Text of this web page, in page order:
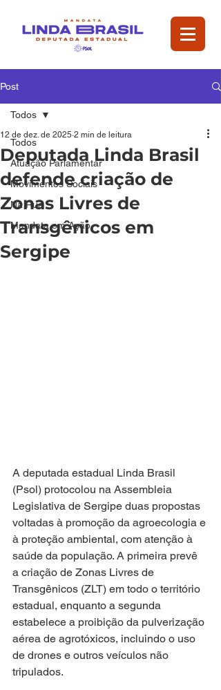
Post
Todos
Atuação Parlamentar
Movimentos Sociais
Na Rua
Mandata em Ação
Todos
Deputada Linda Brasil
defende criação de
Zonas Livres de
Transgênicos em
Sergipe
12 de dez. de 2025 2 min de leitura
A deputada estadual Linda Brasil
(Psol) protocolou na Assembleia
Legislativa de Sergipe duas propostas
voltadas à promoção da agroecologia e
à proteção ambiental, com atenção à
saúde da população. A primeira prevê
a criação de Zonas Livres de
Transgênicos (ZLT) em todo o território
estadual, enquanto a segunda
estabelece a proibição da pulverização
aérea de agrotóxicos, incluindo o uso
de drones e outros veículos não
tripulados.